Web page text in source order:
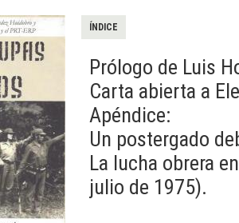
ÍNDICE
Prólogo de Luis
Carta abierta a
Apéndice:
Un postergado
La lucha obrera
julio de 1975).